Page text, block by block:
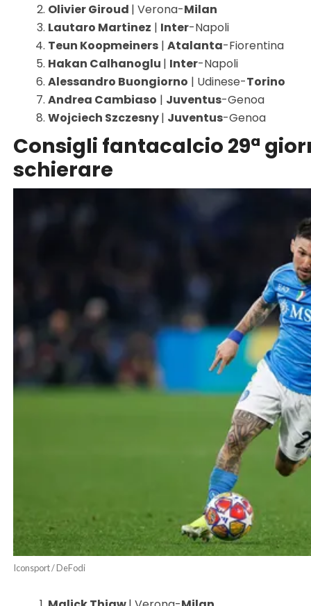
Olivier Giroud | Verona-Milan
Lautaro Martinez | Inter-Napoli
Teun Koopmeiners| Atalanta-Fiorentina
Hakan Calhanoglu | Inter-Napoli
Alessandro Buongiorno | Udinese-Torino
Andrea Cambiaso | Juventus-Genoa
Wojciech Szczesny| Juventus-Genoa
Consigli fantacalcio 29ª
schierare
Iconsport / DeFodi